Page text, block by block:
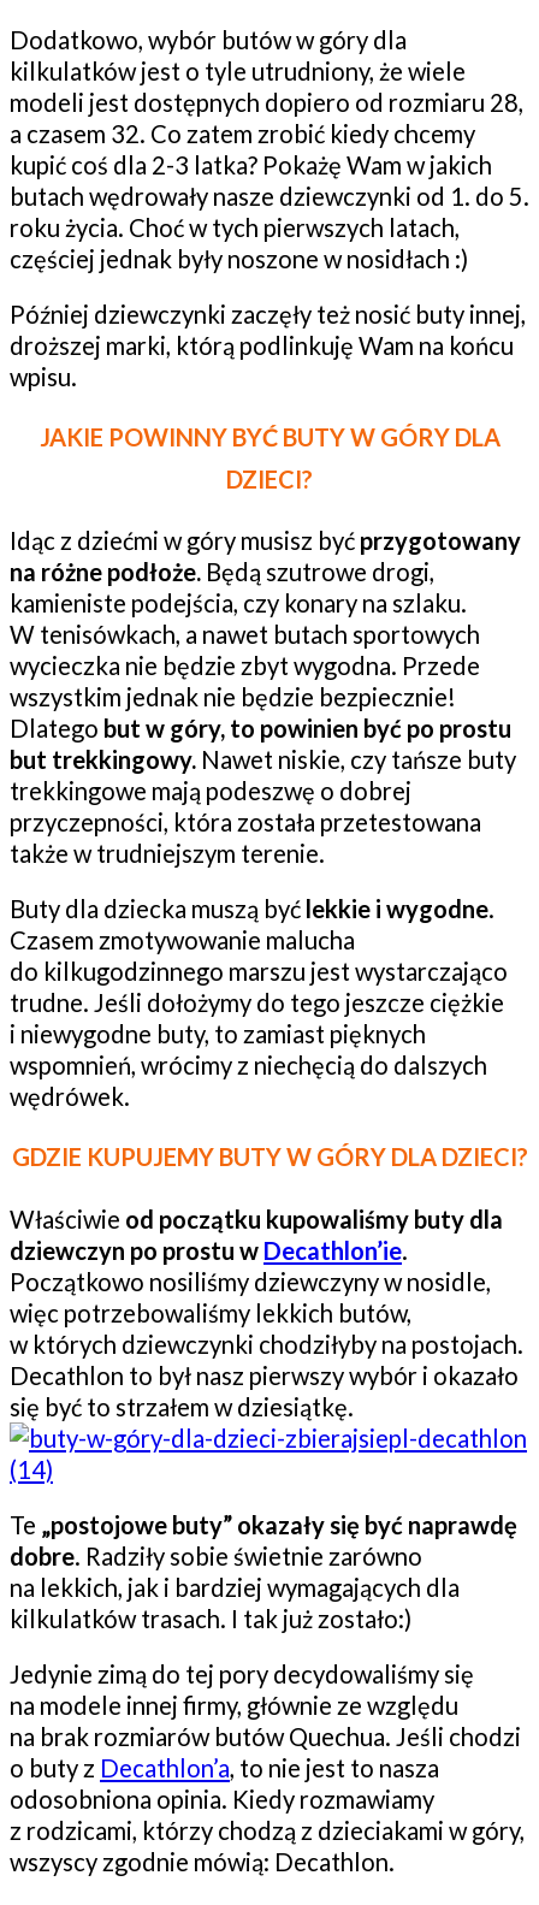
Dodatkowo, wybór butów w góry dla
kilkulatków jest o tyle utrudniony, że wiele
modeli jest dostępnych dopiero od rozmiaru 28,
a czasem 32. Co zatem zrobić kiedy chcemy
kupić coś dla 2-3 latka? Pokażę Wam w jakich
butach wędrowały nasze dziewczynki od 1. do 5.
roku życia. Choć w tych pierwszych latach,
częściej jednak były noszone w nosidłach :)
Później dziewczynki zaczęły też nosić buty innej,
droższej marki, którą podlinkuję Wam na końcu
wpisu.
JAKIE POWINNY BYĆ BUTY W GÓRY DLA
DZIECI?
Idąc z dziećmi w góry musisz być przygotowany
na różne podłoże. Będą szutrowe drogi,
kamieniste podejścia, czy konary na szlaku.
W tenisówkach, a nawet butach sportowych
wycieczka nie będzie zbyt wygodna. Przede
wszystkim jednak nie będzie bezpiecznie!
Dlatego but w góry, to powinien być po prostu
but trekkingowy. Nawet niskie, czy tańsze buty
trekkingowe mają podeszwę o dobrej
przyczepności, która została przetestowana
także w trudniejszym terenie.
Buty dla dziecka muszą być lekkie i wygodne.
Czasem zmotywowanie malucha
do kilkugodzinnego marszu jest wystarczająco
trudne. Jeśli dołożymy do tego jeszcze ciężkie
i niewygodne buty, to zamiast pięknych
wspomnień, wrócimy z niechęcią do dalszych
wędrówek.
GDZIE KUPUJEMY BUTY W GÓRY DLA DZIECI?
Właściwie od początku kupowaliśmy buty dla
dziewczyn po prostu w Decathlon’ie.
Początkowo nosiliśmy dziewczyny w nosidle,
więc potrzebowaliśmy lekkich butów,
w których dziewczynki chodziłyby na postojach.
Decathlon to był nasz pierwszy wybór i okazało
się być to strzałem w dziesiątkę.
Te „postojowe buty” okazały się być naprawdę
dobre. Radziły sobie świetnie zarówno
na lekkich, jak i bardziej wymagających dla
kilkulatków trasach. I tak już zostało:)
Jedynie zimą do tej pory decydowaliśmy się
na modele innej firmy, głównie ze względu
na brak rozmiarów butów Quechua. Jeśli chodzi
o buty z Decathlon’a, to nie jest to nasza
odosobniona opinia. Kiedy rozmawiamy
z rodzicami, którzy chodzą z dzieciakami w góry,
wszyscy zgodnie mówią: Decathlon.